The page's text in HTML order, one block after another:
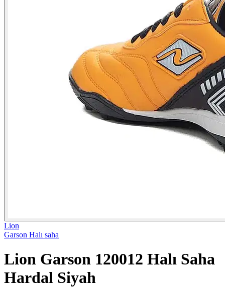
Lion
Garson Halı saha
Lion Garson 120012 Halı Saha
Hardal Siyah